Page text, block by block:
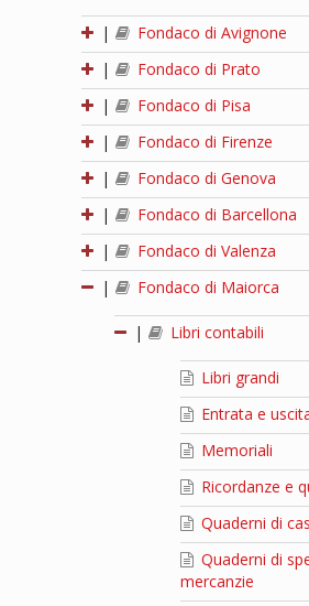
|
Fondaco di Avignone
|
Fondaco di Prato
|
Fondaco di Pisa
|
Fondaco di Firenze
|
Fondaco di Genova
|
Fondaco di Barcellona
|
Fondaco di Valenza
|
Fondaco di Maiorca
| Libri contabili
Libri grandi
Entrata e
Memoriali
Ricordanze e
Quaderni di
Quaderni di
mercanzie